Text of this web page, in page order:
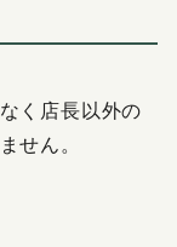
く店長以外の
せん。